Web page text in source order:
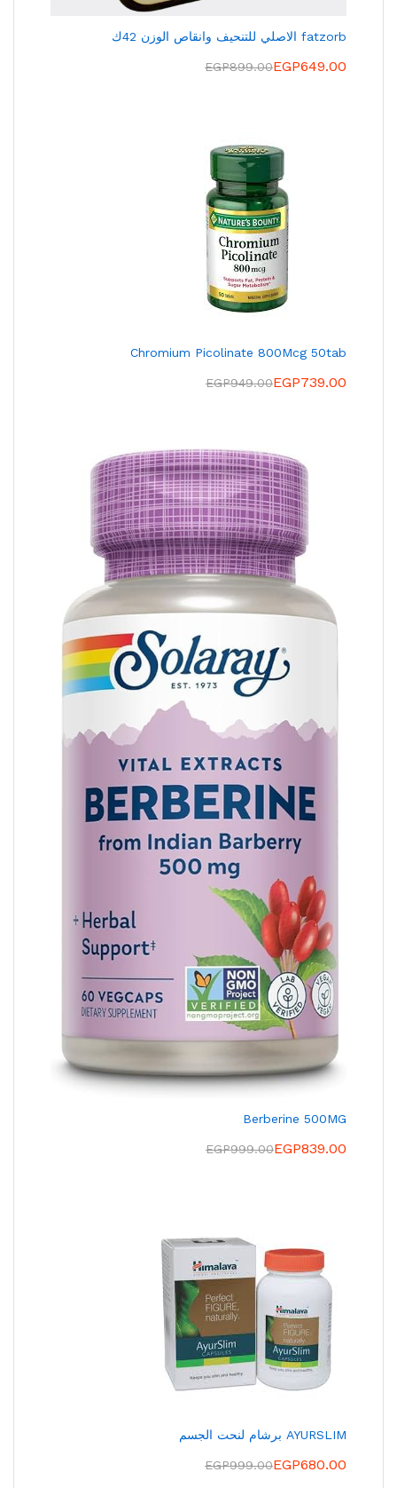
fatzorb الاصلي للتنحيف وانقاص الوزن 42ك
EGP649.00
EGP899.00
Chromium Picolinate 800Mcg 50tab
EGP739.00
EGP949.00
Berberine 500MG
EGP839.00
EGP999.00
AYURSLIM برشام لنحت الجسم
EGP680.00
EGP999.00